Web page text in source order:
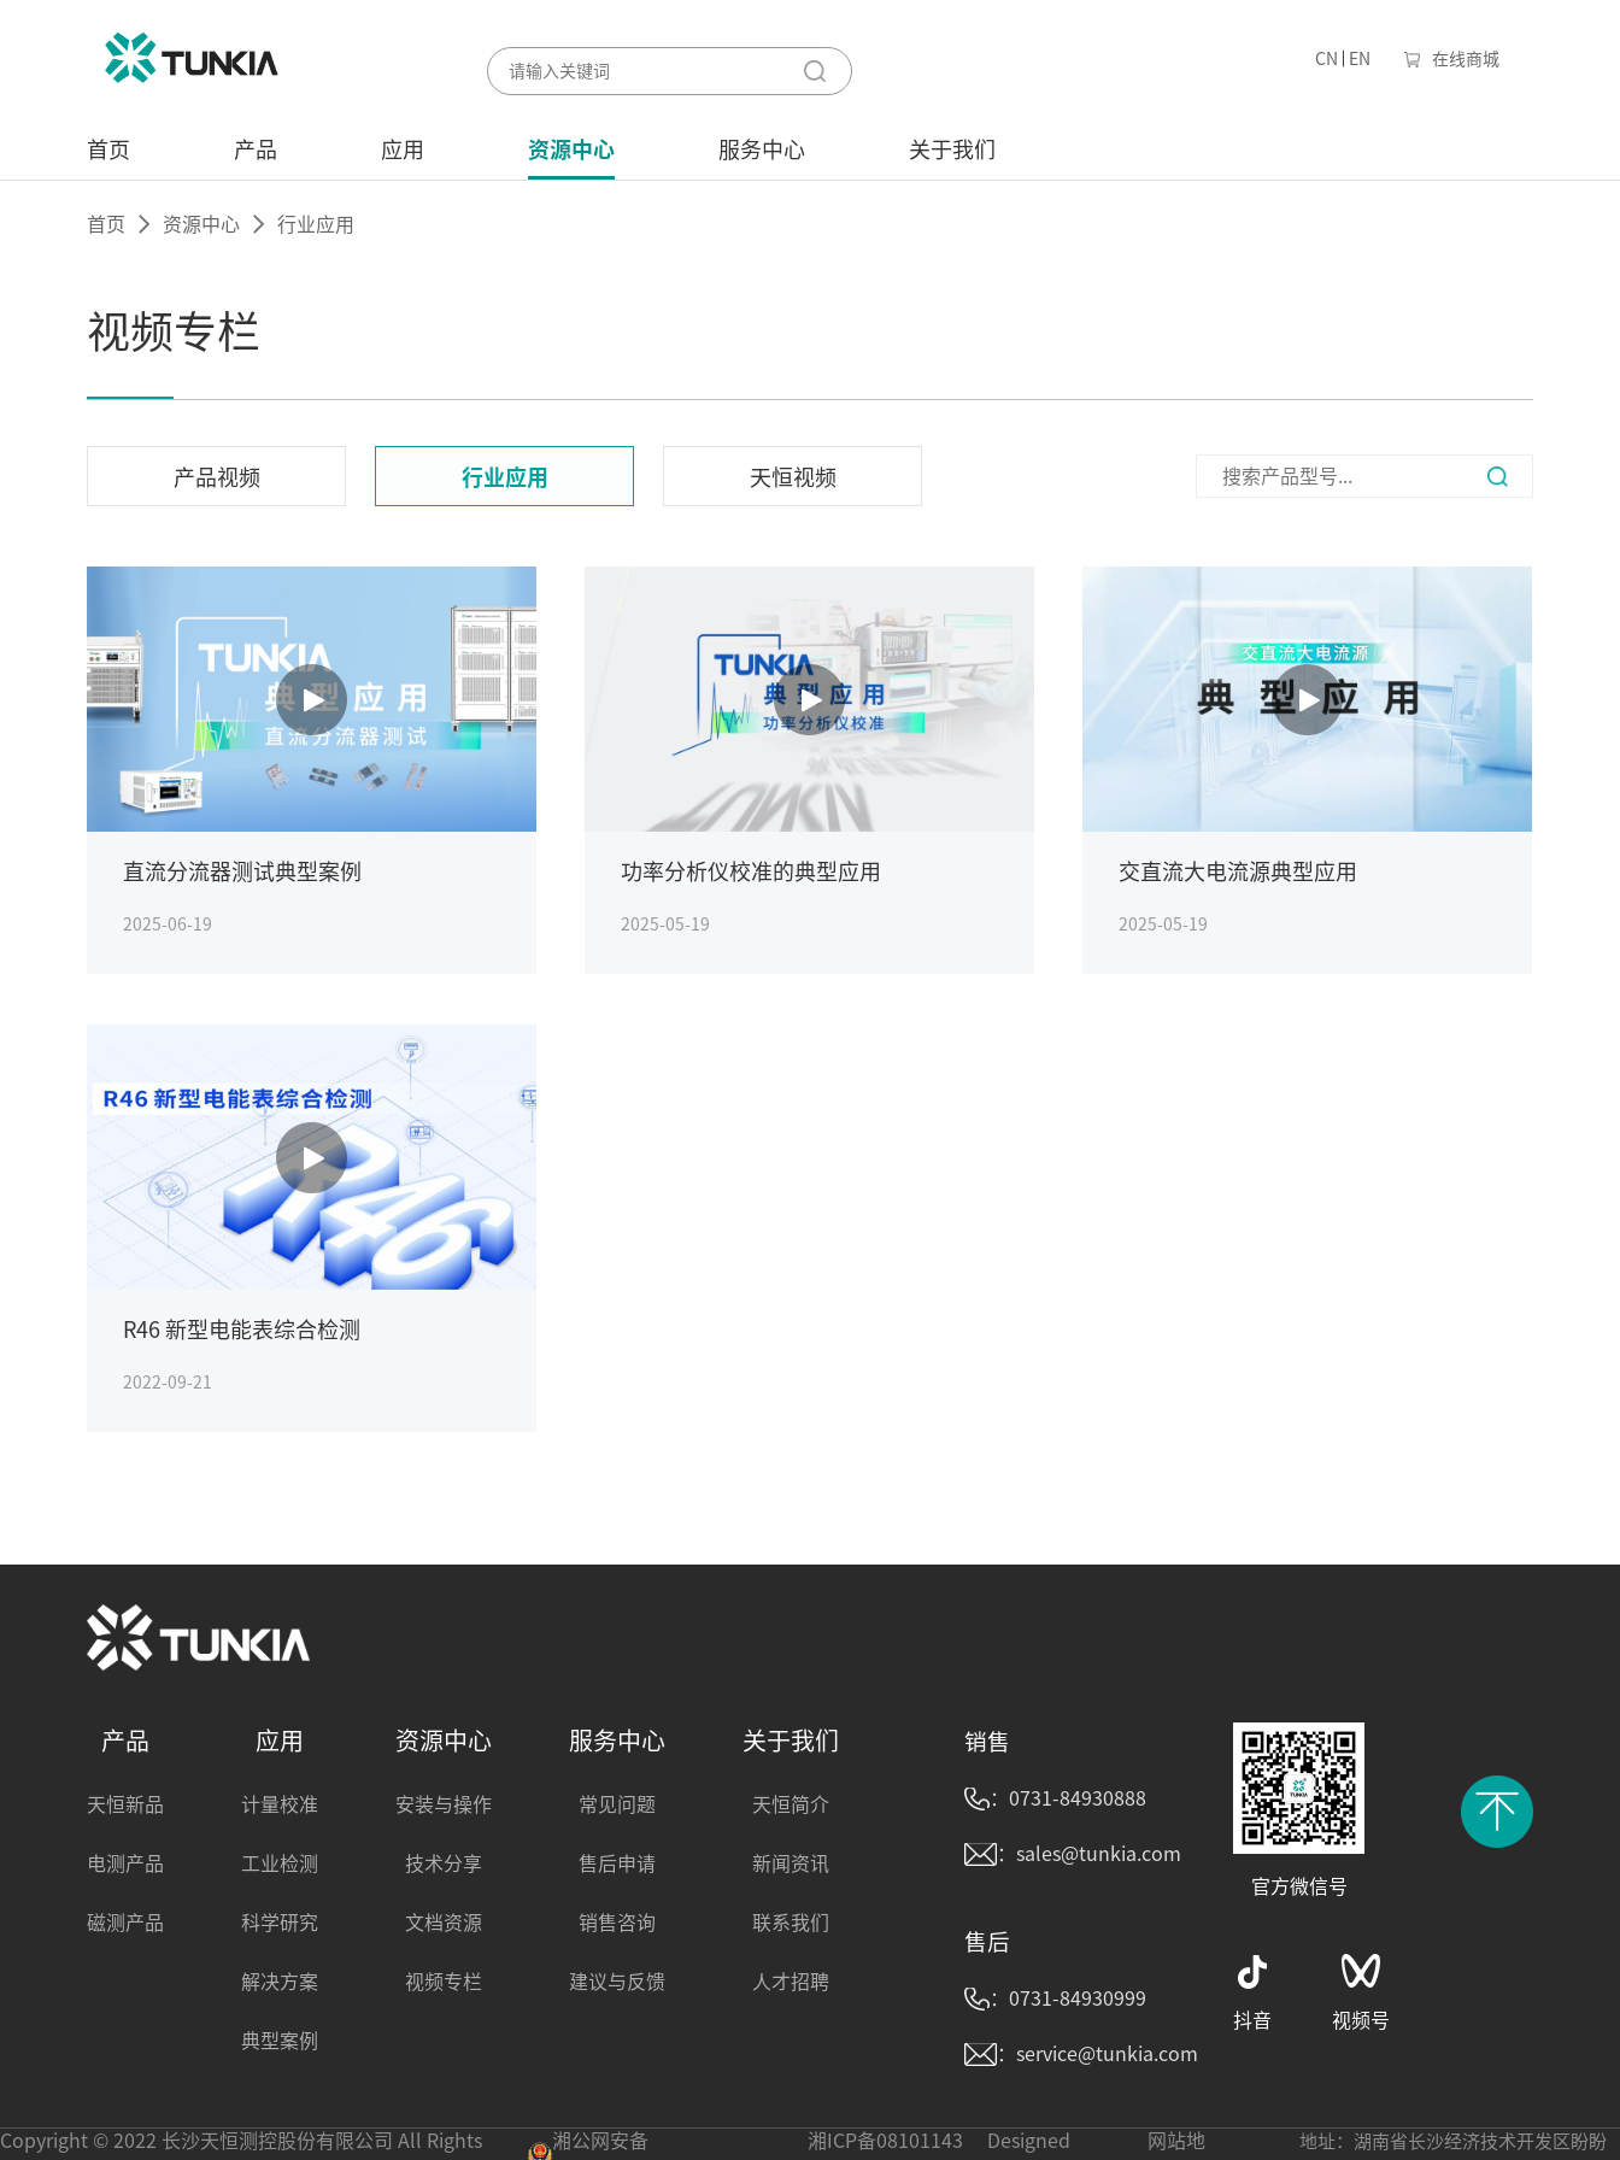
CN EN 在线商城
首页 产品 应用 资源中心 服务中心 关于我们
首页 资源中心 行业应用
视频专栏
产品视频 行业应用 天恒视频
直流分流器测试典型案例
2025-06-19
功率分析仪校准的典型应用
2025-05-19
交直流大电流源典型应用
2025-05-19
R46 新型电能表综合检测
2022-09-21
产品
天恒新品
电测产品
磁测产品
应用
计量校准
工业检测
科学研究
解决方案
典型案例
资源中心
安装与操作
技术分享
文档资源
视频专栏
服务中心
常见问题
售后申请
销售咨询
建议与反馈
关于我们
天恒简介
新闻资讯
联系我们
人才招聘
销售
：0731-84930888
：sales@tunkia.com
售后
：0731-84930999
：service@tunkia.com
官方微信号
抖音 视频号
Copyright © 2022 长沙天恒测控股份有限公司 All Rights
湘公网安备
湘ICP备08101143
Designed
网站地
地址：湖南省长沙经济技术开发区盼盼